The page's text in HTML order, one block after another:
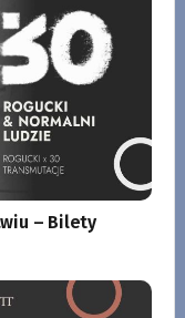
– Bilety